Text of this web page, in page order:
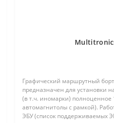
Графический маршрутный
предназначен для установки
(в т.ч. иномарки) полноценное
автомагнитолы с рамкой).
ЭБУ (список поддерживаемых